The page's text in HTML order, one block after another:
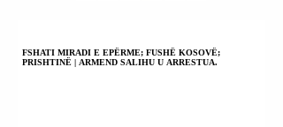
FSHATI MIRADI E EPËRME; FUSHË KOSOVË;
PRISHTINË | ARMEND SALIHU U ARRESTUA.